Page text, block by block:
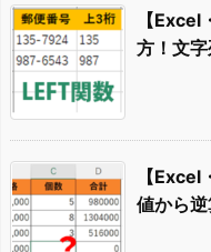
【
方！文
【
値から